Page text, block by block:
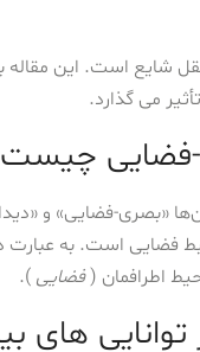
شایع است. این
می گذارد.
فضایی
«بصری-فضایی» و
فضایی است. به
اطرافمان (فضایی ).
های